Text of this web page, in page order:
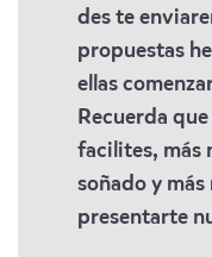
des te
propuestas
ellas
Recuerda
facilites, más
soñado y
presentarte